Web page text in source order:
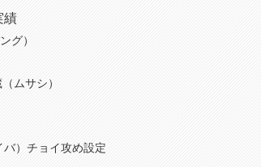
績
グ）
ムサシ）
バ）チョイ攻め設定